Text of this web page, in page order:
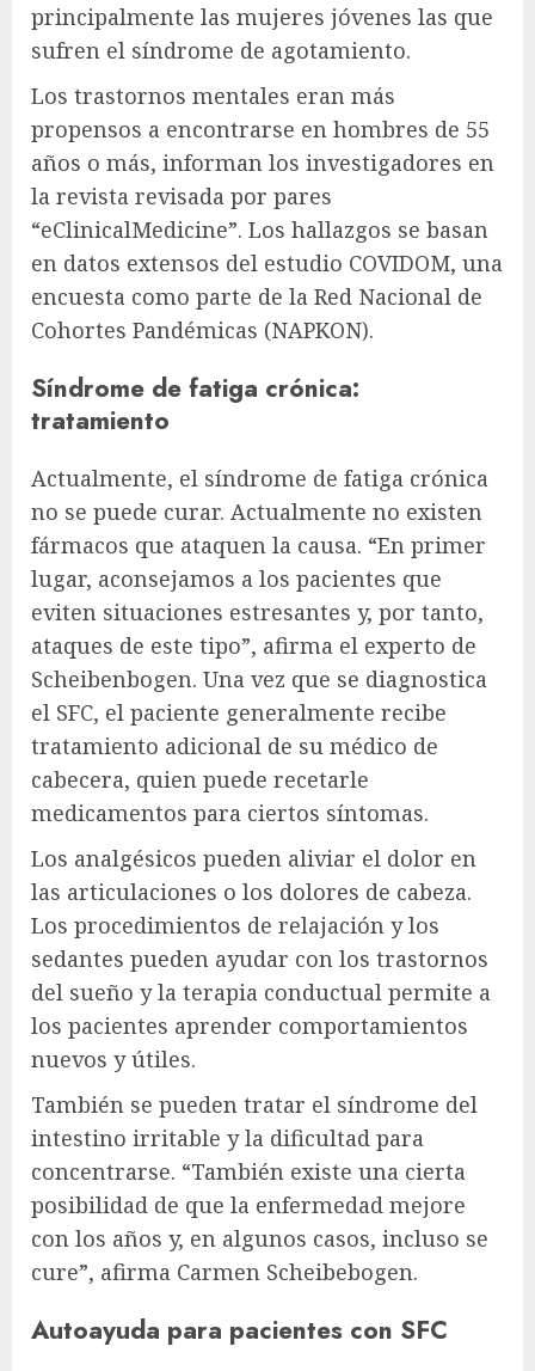
principalmente las mujeres jóvenes las que
sufren el síndrome de agotamiento.
Los trastornos mentales eran más
propensos a encontrarse en hombres de 55
años o más, informan los investigadores en
la revista revisada por pares
“eClinicalMedicine”. Los hallazgos se basan
en datos extensos del estudio COVIDOM, una
encuesta como parte de la Red Nacional de
Cohortes Pandémicas (NAPKON).
Síndrome de fatiga crónica:
tratamiento
Actualmente, el síndrome de fatiga crónica
no se puede curar. Actualmente no existen
fármacos que ataquen la causa. “En primer
lugar, aconsejamos a los pacientes que
eviten situaciones estresantes y, por tanto,
ataques de este tipo”, afirma el experto de
Scheibenbogen. Una vez que se diagnostica
el SFC, el paciente generalmente recibe
tratamiento adicional de su médico de
cabecera, quien puede recetarle
medicamentos para ciertos síntomas.
Los analgésicos pueden aliviar el dolor en
las articulaciones o los dolores de cabeza.
Los procedimientos de relajación y los
sedantes pueden ayudar con los trastornos
del sueño y la terapia conductual permite a
los pacientes aprender comportamientos
nuevos y útiles.
También se pueden tratar el síndrome del
intestino irritable y la dificultad para
concentrarse. “También existe una cierta
posibilidad de que la enfermedad mejore
con los años y, en algunos casos, incluso se
cure”, afirma Carmen Scheibebogen.
Autoayuda para pacientes con SFC